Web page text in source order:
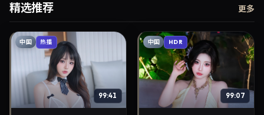
精选推荐 更多
中国 热播
99:41
中国 HDR
99:07